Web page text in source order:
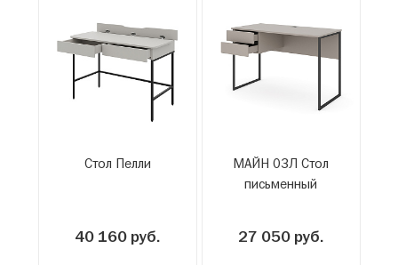
Стол Пелли
40 160 руб.
МАЙН 03Л Стол
письменный
27 050 руб.